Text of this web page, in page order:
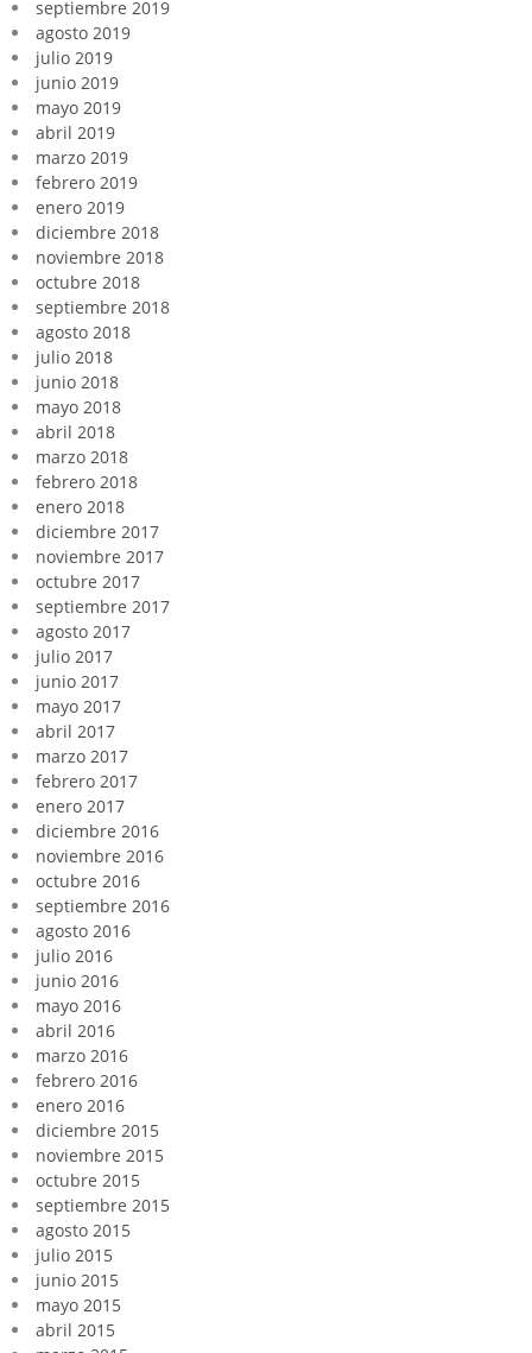
septiembre 2019
agosto 2019
julio 2019
junio 2019
mayo 2019
abril 2019
marzo 2019
febrero 2019
enero 2019
diciembre 2018
noviembre 2018
octubre 2018
septiembre 2018
agosto 2018
julio 2018
junio 2018
mayo 2018
abril 2018
marzo 2018
febrero 2018
enero 2018
diciembre 2017
noviembre 2017
octubre 2017
septiembre 2017
agosto 2017
julio 2017
junio 2017
mayo 2017
abril 2017
marzo 2017
febrero 2017
enero 2017
diciembre 2016
noviembre 2016
octubre 2016
septiembre 2016
agosto 2016
julio 2016
junio 2016
mayo 2016
abril 2016
marzo 2016
febrero 2016
enero 2016
diciembre 2015
noviembre 2015
octubre 2015
septiembre 2015
agosto 2015
julio 2015
junio 2015
mayo 2015
abril 2015